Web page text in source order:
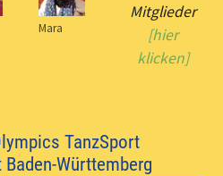
Mara
Mitglieder
[hier
klicken]
TanzSport
Württemberg